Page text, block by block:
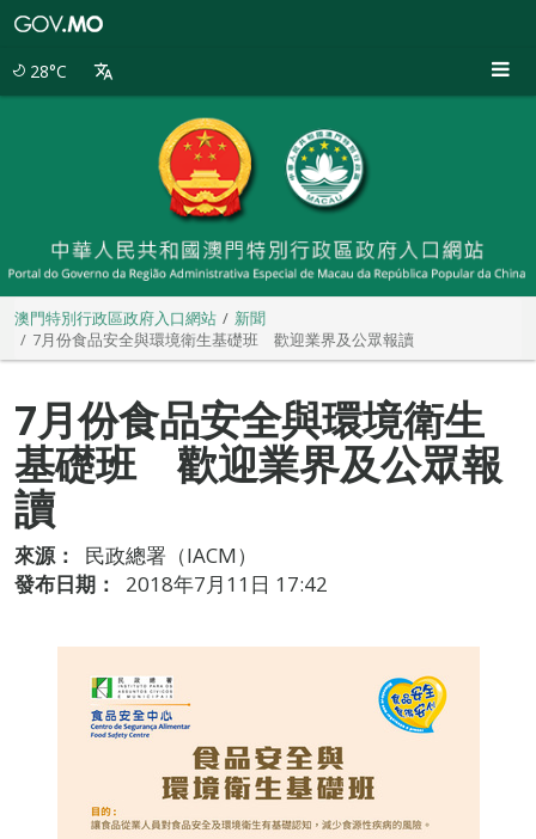
28°C
澳門特別行政區政府入口網站
新聞
7月份食品安全與環境衛生基礎班 歡迎業界及公眾報讀
7月份食品安全與環境衛生
基礎班 歡迎業界及公眾報
讀
來源：
民政總署（IACM）
發布日期：
2018年7月11日 17:42